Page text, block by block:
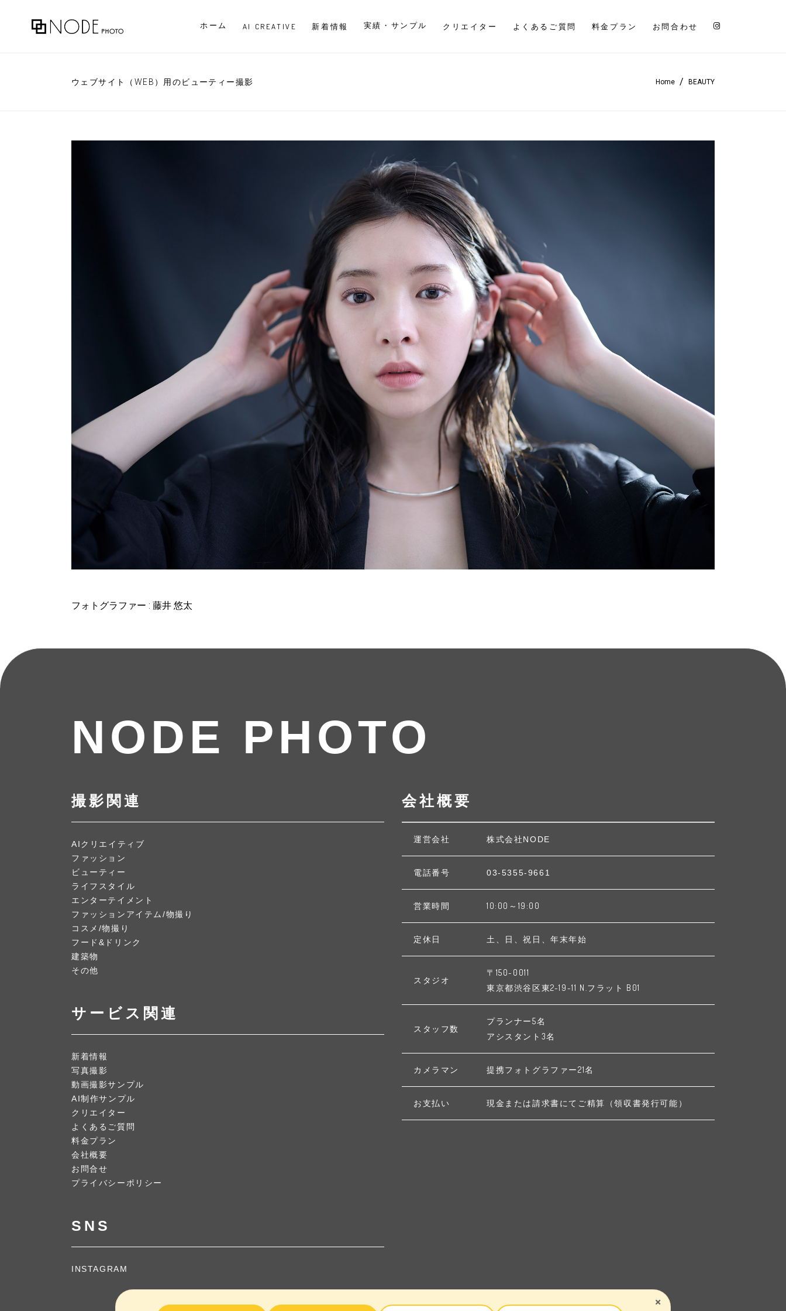
ホーム AI CREATIVE 新着情報 実績・サンプル クリエイター よくあるご質問 料金プラン お問合わせ
ウェブサイト（WEB）用のビューティー撮影 Home / BEAUTY
フォトグラファー : 藤井 悠太
NODE PHOTO
撮影関連
AIクリエイティブ
ファッション
ビューティー
ライフスタイル
エンターテイメント
ファッションアイテム/物撮り
コスメ/物撮り
フード&ドリンク
建築物
その他
サービス関連
新着情報
写真撮影
動画撮影サンプル
AI制作サンプル
クリエイター
よくあるご質問
料金プラン
会社概要
お問合せ
プライバシーポリシー
SNS
INSTAGRAM
会社概要
運営会社 株式会社NODE
電話番号 03-5355-9661
営業時間 10:00～19:00
定休日 土、日、祝日、年末年始
スタジオ
〒150-0011
東京都渋谷区東2-19-11 N.フラット B01
スタッフ数
プランナー5名
アシスタント3名
カメラマン 提携フォトグラファー21名
お支払い 現金または請求書にてご精算（領収書発行可能）